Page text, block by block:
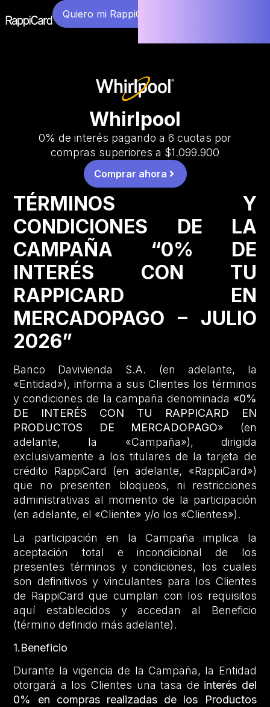
Quiero mi RappiCard
Whirlpool
0% de interés pagando a 6 cuotas por
compras superiores a $1.099.900
Comprar ahora
TÉRMINOS Y
CONDICIONES DE LA
CAMPAÑA “0% DE
INTERÉS CON TU
RAPPICARD EN
MERCADOPAGO – JULIO
2026”
Banco Davivienda S.A. (en adelante, la
«Entidad»), informa a sus Clientes los términos
y condiciones de la campaña denominada «0%
DE INTERÉS CON TU RAPPICARD EN
PRODUCTOS DE MERCADOPAGO» (en
adelante, la «Campaña»), dirigida
exclusivamente a los titulares de la tarjeta de
crédito RappiCard (en adelante, «RappiCard»)
que no presenten bloqueos, ni restricciones
administrativas al momento de la participación
(en adelante, el «Cliente» y/o los «Clientes»).
La participación en la Campaña implica la
aceptación total e incondicional de los
presentes términos y condiciones, los cuales
son definitivos y vinculantes para los Clientes
de RappiCard que cumplan con los requisitos
aquí establecidos y accedan al Beneficio
(término definido más adelante).
1.Beneficio
Durante la vigencia de la Campaña, la Entidad
otorgará a los Clientes una tasa de interés del
0% en compras realizadas de los Productos